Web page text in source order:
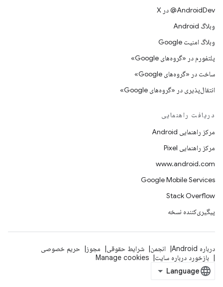
‫‎@AndroidDev در X
وبلاگ Android
وبلاگ امنیت Google
پلتفورم در «گروه‌های Google»
ساخت در «گروه‌های Google»
انتقال‌پذیری در «گروه‌های Google»
دریافت راهنمایی
مرکز راهنمایی Android
مرکز راهنمایی Pixel
www.android.com
Google Mobile Services
Stack Overflow
پیگیری‌کننده نسخه
درباره Android انجمن شرایط حقوقی مجوز
حریم خصوصی
بازخورد درباره سایت
Manage cookies